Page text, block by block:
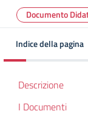
Documento
Indice della pagina
Descrizione
I Documenti